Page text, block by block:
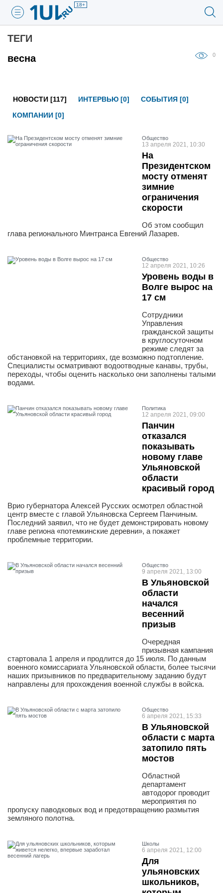
18+
ТЕГИ
весна
0
НОВОСТИ [117] ИНТЕРВЬЮ [0]
СОБЫТИЯ [0]
КОМПАНИИ [0]
Общество
13 апреля 2021, 10:30
На
Президентском
мосту отменят
зимние
ограничения
скорости
Об этом сообщил
глава регионального Минтранса Евгений Лазарев.
Общество
12 апреля 2021, 10:26
Уровень воды в
Волге вырос на
17 см
Сотрудники
Управления
гражданской защиты
в круглосуточном
режиме следят за
обстановкой на территориях, где возможно подтопление.
Специалисты осматривают водоотводные канавы, трубы,
переходы, чтобы оценить насколько они заполнены талыми
водами.
Политика
12 апреля 2021, 09:00
Панчин
отказался
показывать
новому главе
Ульяновской
области
красивый город
Врио губернатора Алексей Русских осмотрел областной
центр вместе с главой Ульяновска Сергеем Панчиным.
Последний заявил, что не будет демонстрировать новому
главе региона «потемкинские деревни», а покажет
проблемные территории.
Общество
9 апреля 2021, 13:00
В Ульяновской
области
начался
весенний
призыв
Очередная
призывная кампания
стартовала 1 апреля и продлится до 15 июля. По данным
военного комиссариата Ульяновской области, более тысячи
наших призывников по предварительному заданию будут
направлены для прохождения военной службы в войска.
Общество
6 апреля 2021, 15:33
В Ульяновской
области с марта
затопило пять
мостов
Областной
департамент
автодорог проводит
мероприятия по
пропуску паводковых вод и предотвращению размытия
земляного полотна.
Школы
6 апреля 2021, 12:00
Для
ульяновских
школьников,